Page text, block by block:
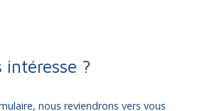
intéresse ?
nous reviendrons vers vous